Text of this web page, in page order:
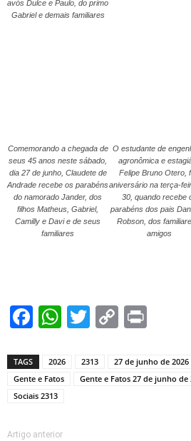
avós Dulce e Paulo, do primo
Gabriel e demais familiares
Comemorando a chegada de
seus 45 anos neste sábado,
dia 27 de junho, Claudete de
Andrade recebe os parabéns
do namorado Jander, dos
filhos Matheus, Gabriel,
Camilly e Davi e de seus
familiares
O estudante de
agronômica e
Felipe Bruno Otero,
aniversário na terça-
30, quando recebe
parabéns dos pais
Robson, dos
amigos
Facebook
WhatsApp
TwitterCopy
TAGS 2026 2313 27 de junho de 2026
Gente e Fatos
Gente e Fatos 27 de junho de
Sociais 2313
Artigo anterior